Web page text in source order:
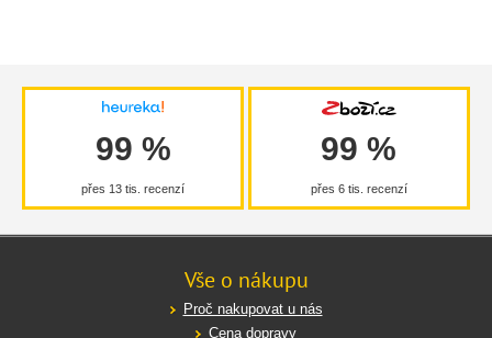
99 %
přes 13 tis. recenzí
99 %
přes 6 tis. recenzí
Vše o nákupu
Proč nakupovat u nás
Cena dopravy